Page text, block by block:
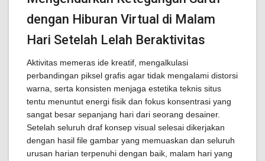
dengan Hiburan Virtual di Malam
Hari Setelah Lelah Beraktivitas
Aktivitas memeras ide kreatif, mengalkulasi
perbandingan piksel grafis agar tidak mengalami distorsi
warna, serta konsisten menjaga estetika teknis situs
tentu menuntut energi fisik dan fokus konsentrasi yang
sangat besar sepanjang hari dari seorang desainer.
Setelah seluruh draf konsep visual selesai dikerjakan
dengan hasil file gambar yang memuaskan dan seluruh
urusan harian terpenuhi dengan baik, malam hari yang